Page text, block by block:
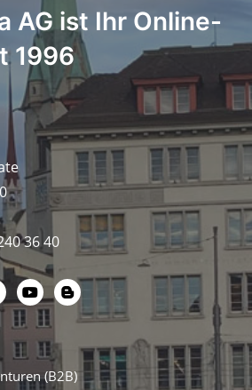
AG ist Ihr Online-
1996
36 40
(B2B)